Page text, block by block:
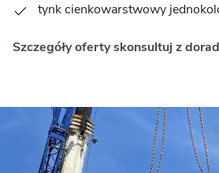
tynk cienkowarstwowy
Szczegóły oferty skonsultuj z